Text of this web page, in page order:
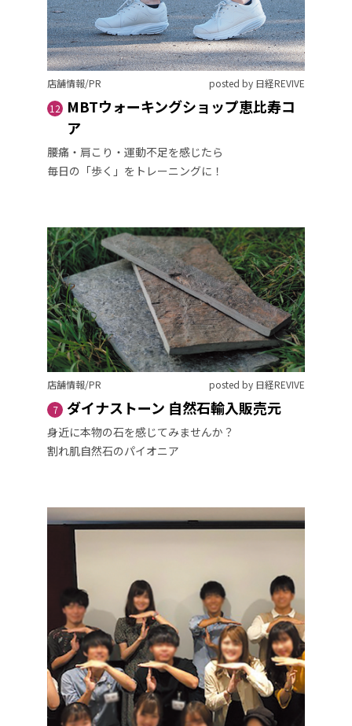
店舗情報/PR
posted by 日経REVIVE
12
MBTウォーキングショップ恵比寿コ
ア
腰痛・肩こり・運動不足を感じたら
毎日の「歩く」をトレーニングに！
店舗情報/PR
posted by 日経REVIVE
7
ダイナストーン 自然石輸入販売元
身近に本物の石を感じてみませんか？
割れ肌自然石のパイオニア